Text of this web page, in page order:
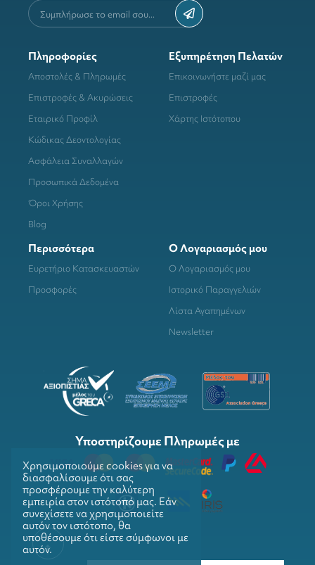
Πληροφορίες
Αποστολές & Πληρωμές
Επιστροφές & Ακυρώσεις
Εταιρικό Προφίλ
Κώδικας Δεοντολογίας
Ασφάλεια Συναλλαγών
Προσωπικά Δεδομένα
Όροι Χρήσης
Blog
Εξυπηρέτηση Πελατών
Επικοινωνήστε μαζί μας
Επιστροφές
Χάρτης Ιστότοπου
Περισσότερα
Ευρετήριο Κατασκευαστών
Προσφορές
Ο Λογαριασμός μου
Ο Λογαριασμός μου
Ιστορικό Παραγγελιών
Λίστα Αγαπημένων
Newsletter
Υποστηρίζουμε Πληρωμές με
Χρησιμοποιούμε cookies για να
διασφαλίσουμε ότι σας
προσφέρουμε την καλύτερη
εμπειρία στον ιστότοπό μας. Εάν
συνεχίσετε να χρησιμοποιείτε
αυτόν τον ιστότοπο, θα
υποθέσουμε ότι είστε σύμφωνοι με
αυτόν.